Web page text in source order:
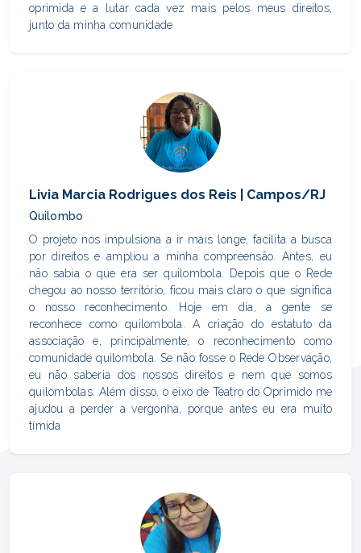
oprimida e a lutar cada vez mais pelos meus direitos,
junto da minha comunidade
Livia Marcia Rodrigues dos Reis | Campos/RJ
Quilombo
O projeto nos impulsiona a ir mais longe, facilita a busca
por direitos e ampliou a minha compreensão. Antes, eu
não sabia o que era ser quilombola. Depois que o Rede
chegou ao nosso território, ficou mais claro o que significa
o nosso reconhecimento. Hoje em dia, a gente se
reconhece como quilombola. A criação do estatuto da
associação e, principalmente, o reconhecimento como
comunidade quilombola. Se não fosse o Rede Observação,
eu não saberia dos nossos direitos e nem que somos
quilombolas. Além disso, o eixo de Teatro do Oprimido me
ajudou a perder a vergonha, porque antes eu era muito
tímida